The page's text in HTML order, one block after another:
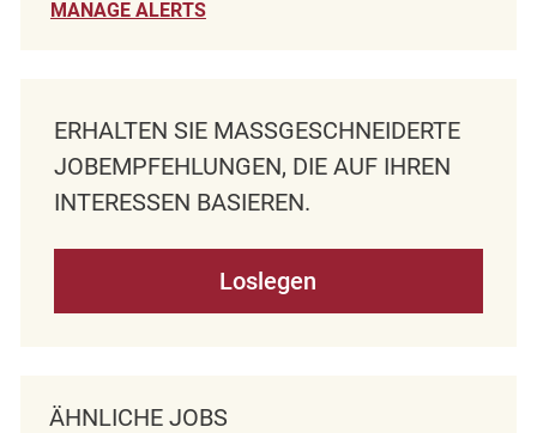
MANAGE ALERTS
ERHALTEN SIE MASSGESCHNEIDERTE J
OBEMPFEHLUNGEN, DIE AUF IHREN I
NTERESSEN BASIEREN.
Loslegen
ÄHNLICHE JOBS